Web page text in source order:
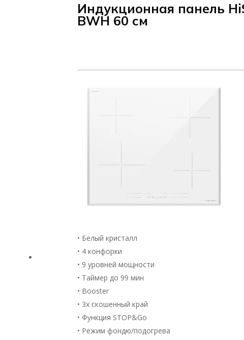
Индукционная панель
BWH 60 см
• Белый кристалл
• 4 конфорки
• 9 уровней мощности
• Таймер до 99 мин
• Booster
• 3х скошенный край
• Функция STOP&Go
• Режим фондю/подогрева